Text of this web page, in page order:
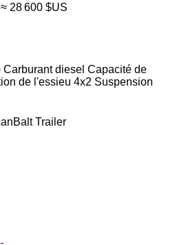
≈ 28 600 $US
Carburant diesel Capacité de
de l'essieu 4x2 Suspension
Trailer